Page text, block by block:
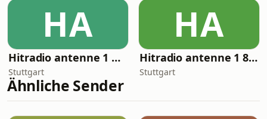
HA
Hitradio antenne 1 Malle Hits
Stuttgart
HA
Hitradio antenne 1 80er
Stuttgart
Ähnliche Sender